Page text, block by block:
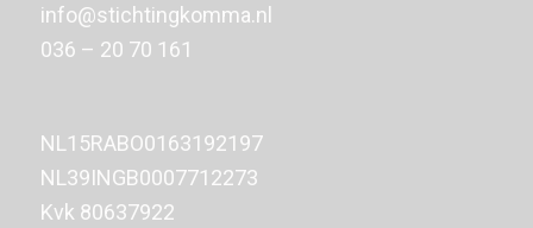
info@stichtingkomma.nl
036 – 20 70 161
NL15RABO0163192197
NL39INGB0007712273
Kvk 80637922